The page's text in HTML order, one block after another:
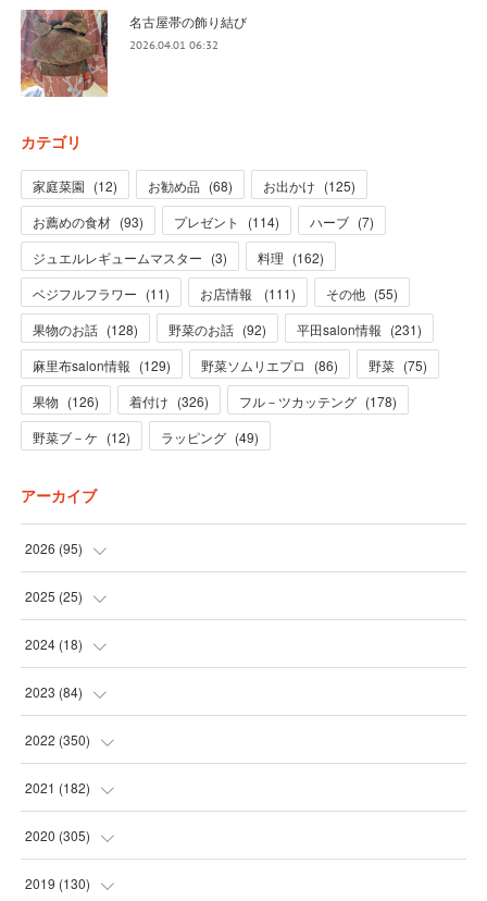
名古屋帯の飾り結び
2026.04.01 06:32
カテゴリ
家庭菜園 (12) お勧め品 (68) お出かけ (125)
お薦めの食材 (93) プレゼント (114) ハーブ (7)
ジュエルレギュームマスター (3) 料理 (162)
ベジフルフラワー (11) お店情報 (111) その他 (55)
果物のお話 (128) 野菜のお話 (92) 平田salon情報 (231)
麻里布salon情報 (129) 野菜ソムリエプロ (86) 野菜 (75)
果物 (126) 着付け (326) フル－ツカッテング (178)
野菜ブ－ケ (12) ラッピング (49)
アーカイブ
2026 (95)
(5
(31 )
(28
(31
2025 (25)
(3
(19 )
(1)
(1)
2024(18)
(1
(12
(2)
(1)
2023 (84)
(1)
(24
(24
(1)
2022 (350)
(16
(30
(31
2021 (182)
(25
(17
2020 (305)
(31
2019 (130)